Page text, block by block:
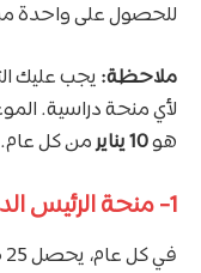
للحصول على واحدة من
ملاحظة: يجب عليك
لأي منحة دراسية.
هو10 يناير من كل عام.
1- منحة الرئيس الدولية للتميز: